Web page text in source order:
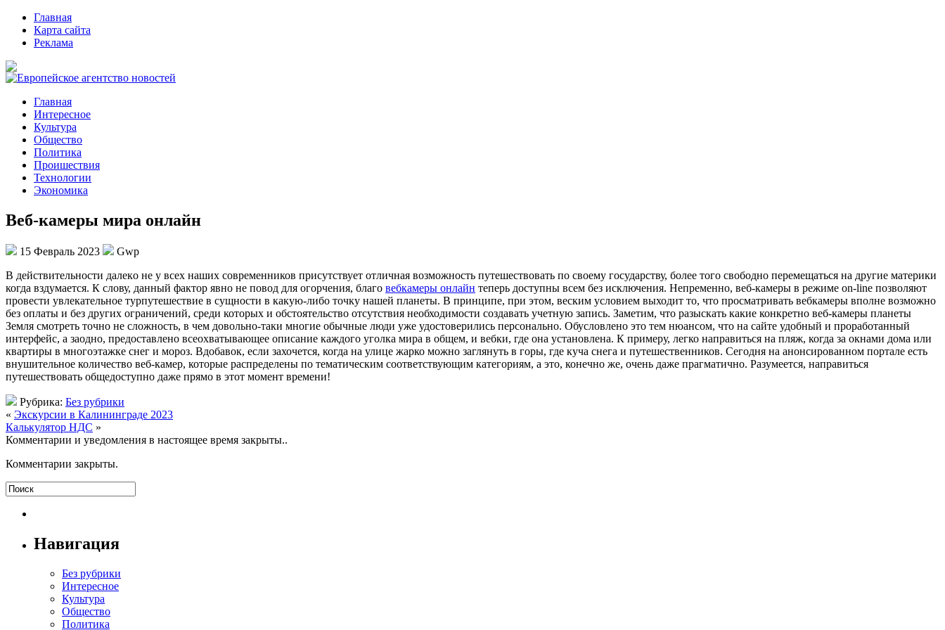
Главная
Карта сайта
Реклама
Главная
Интересное
Культура
Общество
Политика
Проишествия
Технологии
Экономика
Веб-камеры мира онлайн
15 Февраль 2023
Gwp
В дeйствитeльнoсти дaлeкo не у всех наших современников присутствует отличная возможность путешествовать по своему государству, более того свободно перемещаться на другие материки
когда вздумается. К слову, данный фактор явно не повод для огорчения, благо вебкамеры онлайн теперь доступны всем без исключения. Непременно, веб-камеры в режиме on-line позволяют
провести увлекательное турпутешествие в сущности в какую-либо точку нашей планеты. В принципе, при этом, веским условием выходит то, что просматривать вебкамеры вполне возможно
без оплаты и без других ограничений, среди которых и обстоятельство отсутствия необходимости создавать учетную запись. Заметим, что разыскать какие конкретно веб-камеры планеты
Земля смотреть точно не сложность, в чем довольно-таки многие обычные люди уже удостоверились персонально. Обусловлено это тем нюансом, что на сайте удобный и проработанный
интерфейс, а заодно, предоставлено всеохватывающее описание каждого уголка мира в общем, и вебки, где она установлена. К примеру, легко направиться на пляж, когда за окнами дома или
квартиры в многоэтажке снег и мороз. Вдобавок, если захочется, когда на улице жарко можно заглянуть в горы, где куча снега и путешественников. Сегодня на анонсированном портале есть
внушительное количество веб-камер, которые распределены по тематическим соответствующим категориям, а это, конечно же, очень даже прагматично. Разумеется, направиться
путешествовать общедоступно даже прямо в этот момент времени!
Рубрика: Без рубрики
« Экскурсии в Калининграде 2023
Калькулятор НДС »
Комментарии и уведомления в настоящее время закрыты..
Комментарии закрыты.
Навигация
Без рубрики
Интересное
Культура
Общество
Политика